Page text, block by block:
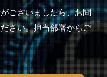
ございましたら、お問
さい。担当部署からご